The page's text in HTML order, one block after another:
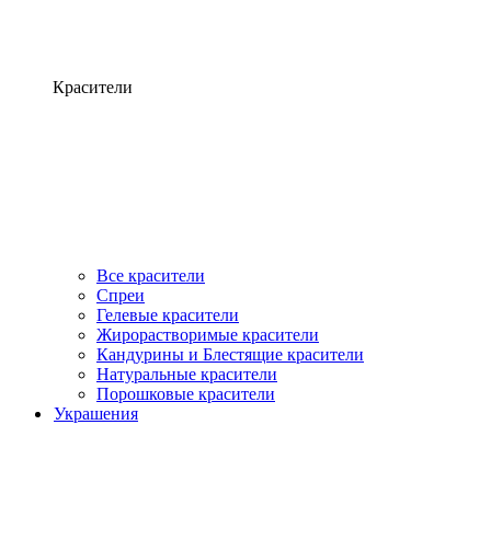
Красители
Все красители
Спреи
Гелевые красители
Жирорастворимые красители
Кандурины и Блестящие красители
Натуральные красители
Порошковые красители
Украшения